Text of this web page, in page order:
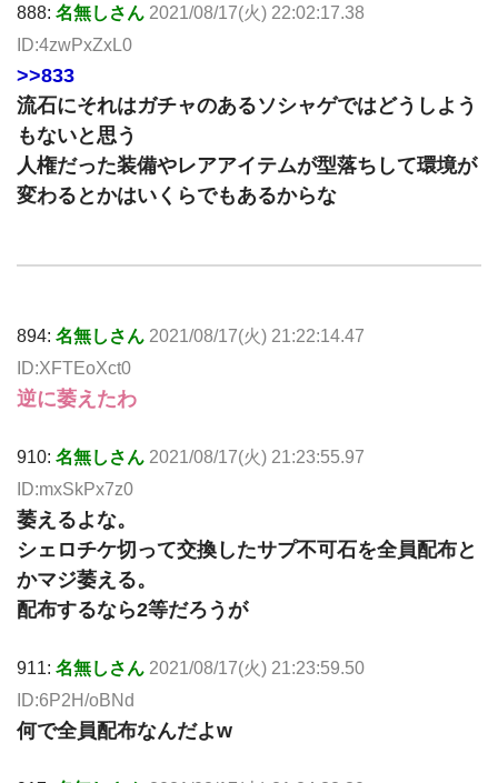
888: 名無しさん 2021/08/17(火) 22:02:17.38
ID:4zwPxZxL0
>>833
流石にそれはガチャのあるソシャゲではどうしよう
もないと思う
人権だった装備やレアアイテムが型落ちして環境が
変わるとかはいくらでもあるからな
894: 名無しさん 2021/08/17(火) 21:22:14.47
ID:XFTEoXct0
逆に萎えたわ
910: 名無しさん 2021/08/17(火) 21:23:55.97
ID:mxSkPx7z0
萎えるよな。
シェロチケ切って交換したサプ不可石を全員配布と
かマジ萎える。
配布するなら2等だろうが
911: 名無しさん 2021/08/17(火) 21:23:59.50
ID:6P2H/oBNd
何で全員配布なんだよw